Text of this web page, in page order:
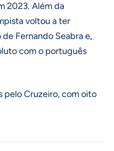
2023. Além da
voltou a ter
Fernando Seabra e,
com o português
pelo Cruzeiro, com oito